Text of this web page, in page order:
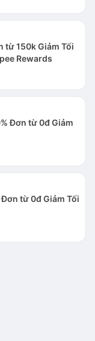
từ 150k Giảm Tối
Rewards
Đơn từ 0đ Giảm
từ 0đ Giảm Tối